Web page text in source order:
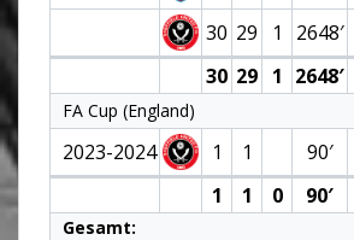
30 29 1 2648′
30 29 1 2648′
FA Cup (England)
2023-2024 1 1 90′
1
1 0 90′
Gesamt: